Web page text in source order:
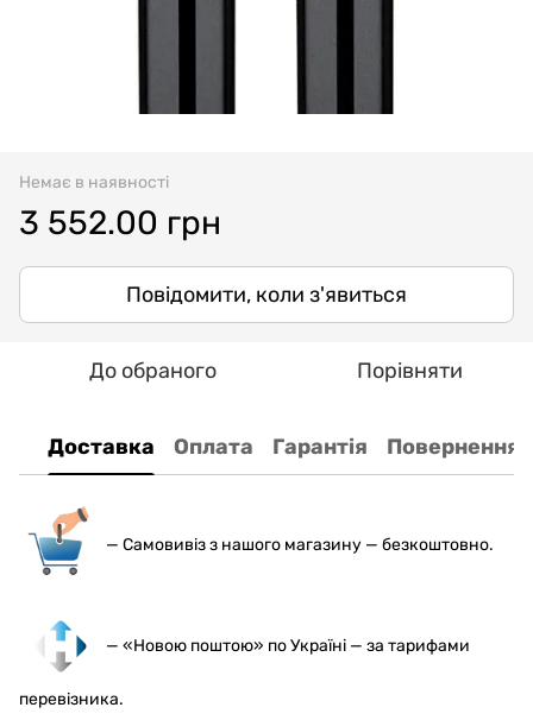
Немає в наявності
3 552.00 грн
Повідомити, коли з'явиться
До обраного Порівняти
Доставка Оплата Гарантія Повернення
— Самовивіз з нашого магазину — безкоштовно.
— «Новою поштою» по Україні — за тарифами
перевізника.